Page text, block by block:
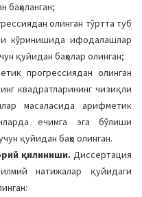
баҳоланган;
олинган тўртта туб
кўринишида ифодалашлар
қуйидан баҳолар олинган;
прогрессиядан олинган
квадратларининг чизиқли
масаласида арифметик
ечимга эга бўлиши
қуйидан баҳо олинган.
қилиниши. Диссертация
натижалар қуйидаги